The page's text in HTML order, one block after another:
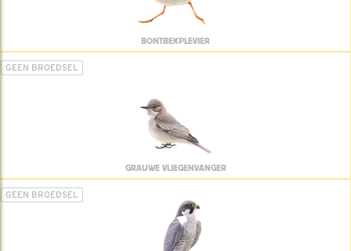
BONTBEKPLEVIER
GEEN BROEDSEL
GRAUWE VLIEGENVANGER
GEEN BROEDSEL